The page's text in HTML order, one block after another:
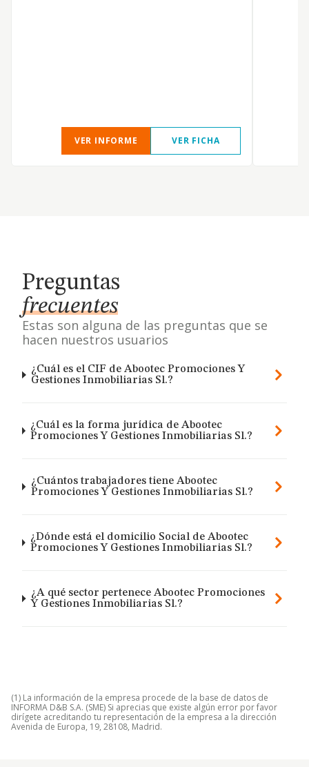
VER INFORME VER FICHA
Preguntas
frecuentes
Estas son alguna de las preguntas que se
hacen nuestros usuarios
¿Cuál es el CIF de Abootec Promociones Y
Gestiones Inmobiliarias Sl.?
¿Cuál es la forma jurídica de Abootec
Promociones Y Gestiones Inmobiliarias Sl.?
¿Cuántos trabajadores tiene Abootec
Promociones Y Gestiones Inmobiliarias Sl.?
¿Dónde está el domicilio Social de Abootec
Promociones Y Gestiones Inmobiliarias Sl.?
¿A qué sector pertenece Abootec Promociones
Y Gestiones Inmobiliarias Sl.?
(1) La información de la empresa procede de la base de datos de
INFORMA D&B S.A. (SME) Si aprecias que existe algún error por favor
dirígete acreditando tu representación de la empresa a la dirección
Avenida de Europa, 19, 28108, Madrid.